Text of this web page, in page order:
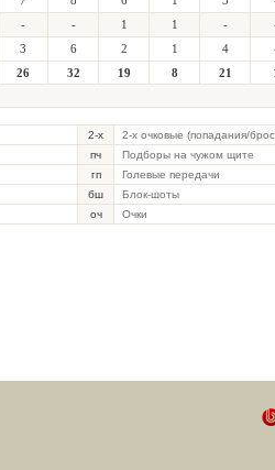
- - 1 1 -
3 6 2 1 4
26 32 19 8 21
2-х
2-х очковые (попадания/
пч
Подборы на чужом щите
гп
Голевые передачи
бш
Блок-шоты
оч Очки